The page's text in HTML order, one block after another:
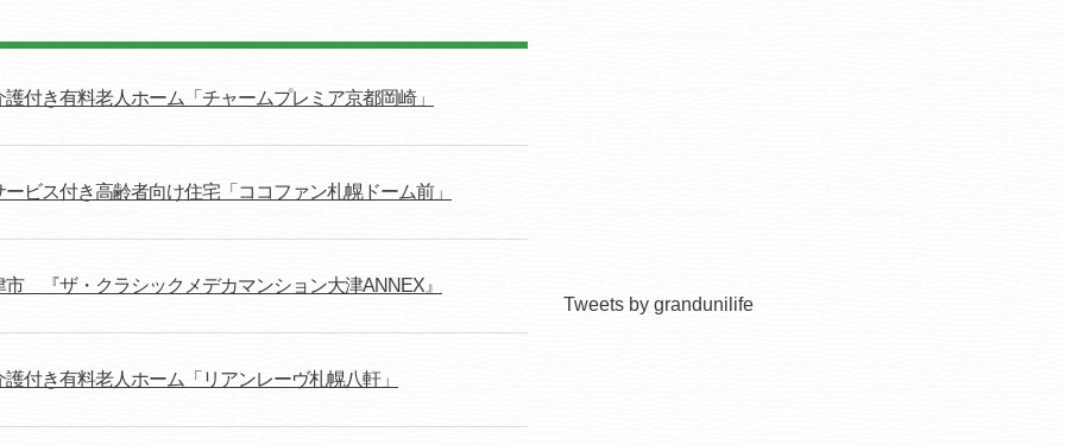
付き有料老人ホーム「チャームプレミア京都岡崎」
ビス付き高齢者向け住宅「ココファン札幌ドーム前」
市 『ザ・クラシックメデカマンション大津ANNEX』
付き有料老人ホーム「リアンレーヴ札幌八軒」
Tweets by grandunilife